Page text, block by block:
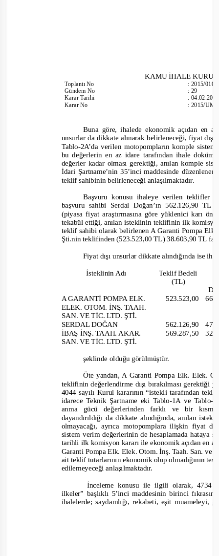
KAMU İHALE
Toplantı No
Gündem No
Karar Tarihi
Karar No
:2015/010
:29
:
:2015/
Buna göre, ihalede ekonomik açıdan en
unsurlar da dikkate alınarak belirleneceği, fiyat
Tablo-2A’da verilen motopompların komple
bu değerlerin en az idare tarafından ihale
değerler kadar olması gerektiği, anılan komple
İdari Şartname’nin 35’inci maddesinde
teklif sahibinin belirleneceği anlaşılmaktadır.
Başvuru konusu ihaleye verilen teklifler
başvuru sahibi Serdal Doğan’ın 562.126,90
(piyasa fiyat araştırmasına göre yüklenici karı
tekabül ettiği, anılan isteklinin teklifinin ilk
teklif sahibi olarak belirlenen A Garanti Pompa
Şti.nin teklifinden (523.523,00 TL) 38.603,90 TL
Fiyat dışı unsurlar dikkate alındığında ise
İsteklinin Adı
Teklif Bedeli
(TL)
A GARANTİ POMPA ELK.
ELEK. OTOM. İNŞ. TAAH.
SAN. VE TİC. LTD. ŞTİ.
SERDAL DOĞAN
İBAŞ İNŞ. TAAH. AKAR.
SAN. VE TİC. LTD. ŞTİ.
523.523,00
562.126,90
569.287,50
şeklinde olduğu görülmüştür.
Öte yandan, A Garanti Pompa Elk. Elek.
teklifinin değerlendirme dışı bırakılması gerektiği
4044 sayılı Kurul kararının“istekli tarafından
idarece Teknik Şartname eki Tablo-1A ve Tablo-
anma gücü değerlerinden farklı ve bir
dayandırıldığı da dikkate alındığında, anılan
olmayacağı, ayrıca motopomplara ilişkin fiyat
sistem verim değerlerinin de hesaplamada hataya
tarihli ilk komisyon kararı ile ekonomik açıdan en
Garanti Pompa Elk. Elek. Otom. İnş. Taah. San.
ait teklif tutarlarının ekonomik olup olmadığının
edilemeyeceği anlaşılmaktadır.
İnceleme konusu ile ilgili olarak, 4734
ilkeler” başlıklı 5’inci maddesinin birinci
ihalelerde; saydamlığı, rekabeti, eşit